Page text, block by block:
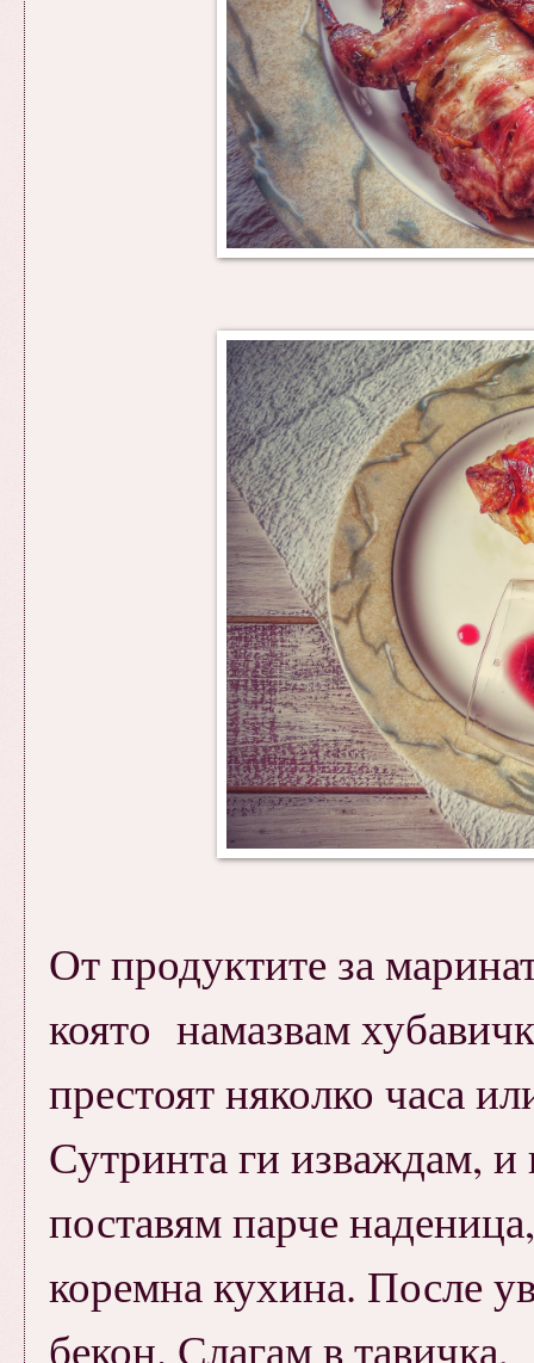
От продуктите за
която намазвам
престоят няколко часа
Сутринта ги изваждам, и
поставям парче
коремна кухина. После
бекон. Слагам в